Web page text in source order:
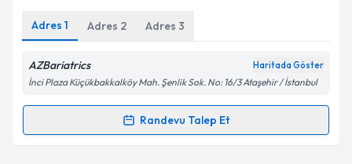
Kişisel verilerimin işlenmesine ilişkinAydınlatma
Metni
'ni okudum ve kişisel verilerimin belirtilen
kapsamda işlenmesini kabul ediyorum.
Takvim Talebini Gönder
Adres 1 Adres 2 Adres 3
AZBariatrics Haritada Göster
İnci Plaza Küçükbakkalköy Mah. Şenlik Sok. No: 16/3 Ataşehir / İstanbul
Randevu Talep Et
Randevu Takvimi Talebi